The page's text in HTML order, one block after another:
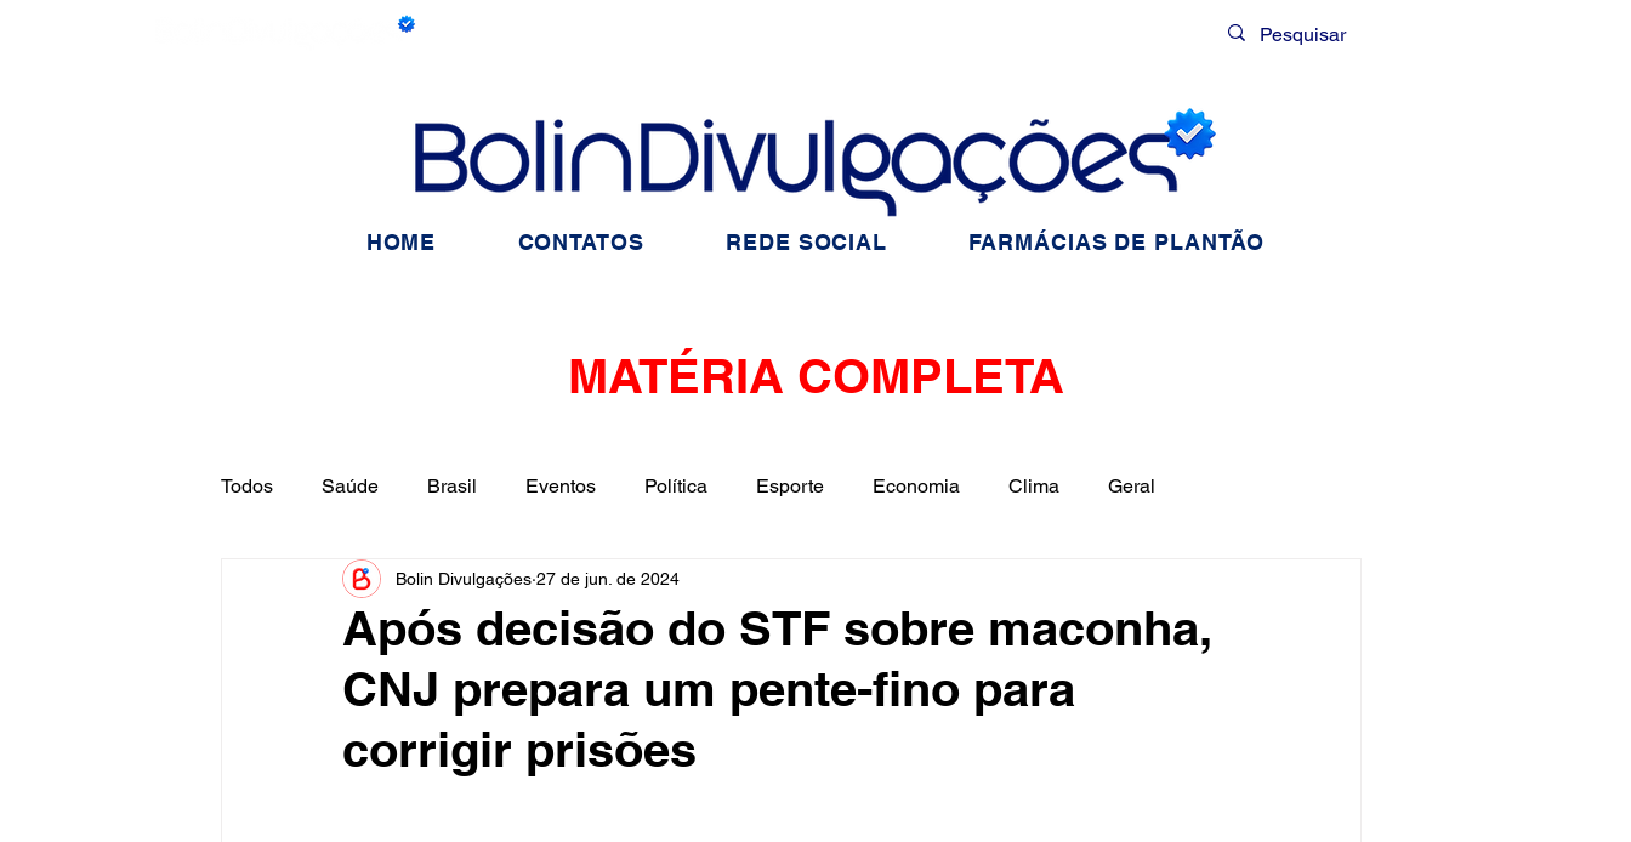
MATÉRIA COMPLETA
Todos Saúde Brasil Eventos Política Esporte Economia Clima Geral
Informe Publicitário Judiciário Cidades
Acidente Tecnologia Educação Influencer Luto Artista Seleção Brasileira
Nota de Esclarecimento
Após decisão do STF sobre maconha,
CNJ prepara um pente-fino para
corrigir prisões
Bolin Divulgações 27 de jun. de 2024
HOME CONTATOS REDE SOCIAL FARMÁCIAS DE PLANTÃO